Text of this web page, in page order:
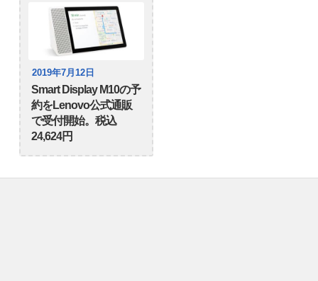
2019年7月12日
Smart Display M10の予
約をLenovo公式通販
で受付開始。税込
24,624円